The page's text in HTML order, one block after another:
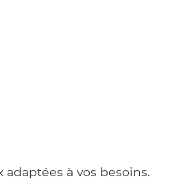
à vos besoins.